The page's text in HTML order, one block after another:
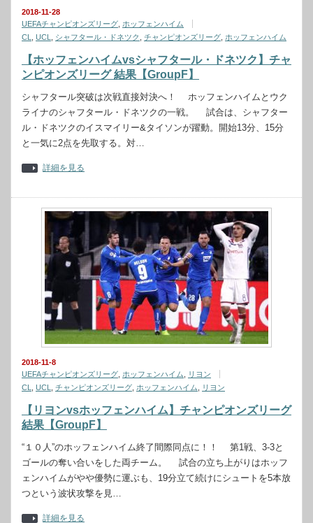
2018-11-28
UEFAチャンピオンズリーグ ホッフェンハイム
CL
UCL シャフタール・ドネツク チャンピオンズリーグ ホッフェンハイム
【ホッフェンハイムvsシャフタール・ドネツク】チャ
ンピオンズリーグ 結果【GroupF】
シャフタール突破は次戦直接対決へ！ ホッフェンハイムとウク
ライナのシャフタール・ドネツクの一戦。 試合は、シャフター
ル・ドネツクのイスマイリー&タイソンが躍動。開始13分、15分
と一気に2点を先取する。対…
詳細を見る
2018-11-8
UEFAチャンピオンズリーグ ホッフェンハイム
リヨン
CL
UCL チャンピオンズリーグ ホッフェンハイム リヨン
【リヨンvsホッフェンハイム】チャンピオンズリーグ
結果【GroupF】
“１０人”のホッフェンハイム終了間際同点に！！ 第1戦、3-3と
ゴールの奪い合いをした両チーム。 試合の立ち上がりはホッフ
ェンハイムがやや優勢に運ぶも、19分立て続けにシュートを5本放
つという波状攻撃を見…
詳細を見る